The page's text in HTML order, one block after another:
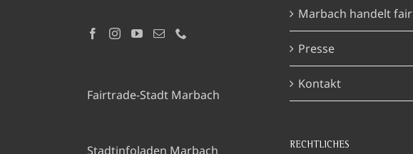
Fairtrade-Stadt Marbach
Stadtinfoladen Marbach
Marbach handelt fair
Presse
Kontakt
RECHTLICHES